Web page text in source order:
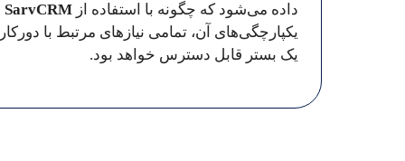
داده می‌شود که چگونه با استفاده از SarvCRM
یکپارچگی‌های آن، تمامی نیازهای مرتبط با
یک بستر قابل دسترس خواهد بود.